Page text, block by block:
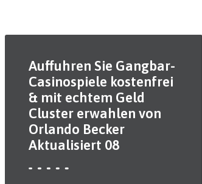
Auffuhren Sie Gangbar-
Casinospiele kostenfrei
& mit echtem Geld
Cluster erwahlen von
Orlando Becker
Aktualisiert 08